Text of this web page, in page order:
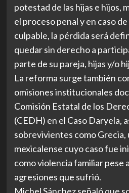
potestad de las hijas e hijos,
el proceso penal y en caso
culpable, la pérdida será
quedar sin derecho a
parte de su pareja, hijas y/o
La reforma surge también
omisiones institucionales
Comisión Estatal de los
(CEDH) en el Caso Daryela,
sobrevivientes como Grecia,
mexicalense cuyo caso fue
como violencia familiar pese
agresiones que sufrió.